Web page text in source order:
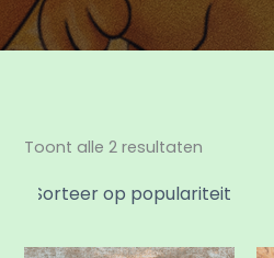
Toont alle 2 resultaten